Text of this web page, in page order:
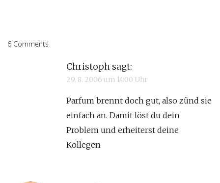
6 Comments
Christoph sagt:
29. 8. 2006 um 14:00 Uhr
Parfum brennt doch gut, also zünd sie
einfach an. Damit löst du dein
Problem und erheiterst deine
Kollegen